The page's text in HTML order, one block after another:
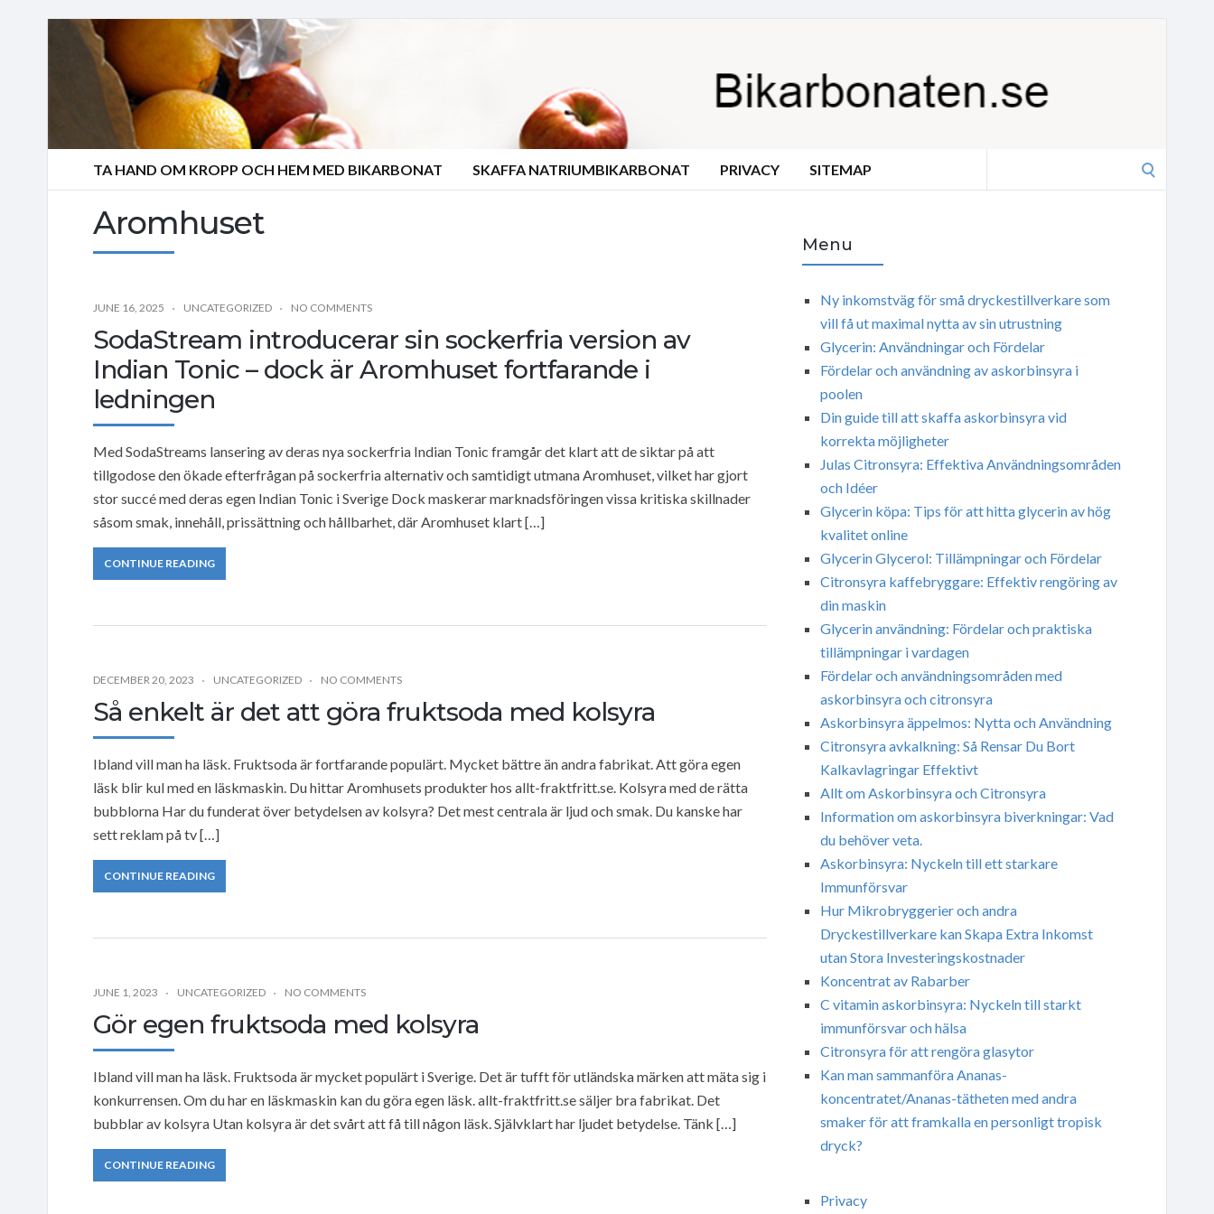
TA HAND OM KROPP OCH HEM MED BIKARBONAT SKAFFA NATRIUMBIKARBONAT PRIVACY SITEMAP
Aromhuset
JUNE 16, 2025 UNCATEGORIZED NO COMMENTS
SodaStream introducerar sin sockerfria version av
Indian Tonic – dock är Aromhuset fortfarande i
ledningen
Med SodaStreams lansering av deras nya sockerfria Indian Tonic framgår det klart att de siktar på att
tillgodose den ökade efterfrågan på sockerfria alternativ och samtidigt utmana Aromhuset, vilket har gjort
stor succé med deras egen Indian Tonic i Sverige Dock maskerar marknadsföringen vissa kritiska skillnader
såsom smak, innehåll, prissättning och hållbarhet, där Aromhuset klart […]
CONTINUE READING
DECEMBER 20, 2023 UNCATEGORIZED NO COMMENTS
Så enkelt är det att göra fruktsoda med kolsyra
Ibland vill man ha läsk. Fruktsoda är fortfarande populärt. Mycket bättre än andra fabrikat. Att göra egen
läsk blir kul med en läskmaskin. Du hittar Aromhusets produkter hos allt-fraktfritt.se. Kolsyra med de rätta
bubblorna Har du funderat över betydelsen av kolsyra? Det mest centrala är ljud och smak. Du kanske har
sett reklam på tv […]
CONTINUE READING
JUNE 1, 2023 UNCATEGORIZED NO COMMENTS
Gör egen fruktsoda med kolsyra
Ibland vill man ha läsk. Fruktsoda är mycket populärt i Sverige. Det är tufft för utländska märken att mäta sig i
konkurrensen. Om du har en läskmaskin kan du göra egen läsk. allt-fraktfritt.se säljer bra fabrikat. Det
bubblar av kolsyra Utan kolsyra är det svårt att få till någon läsk. Självklart har ljudet betydelse. Tänk […]
CONTINUE READING
Menu
Ny inkomstväg för små dryckestillverkare som
vill få ut maximal nytta av sin utrustning
Glycerin: Användningar och Fördelar
Fördelar och användning av askorbinsyra i
poolen
Din guide till att skaffa askorbinsyra vid
korrekta möjligheter
Julas Citronsyra: Effektiva Användningsområden
och Idéer
Glycerin köpa: Tips för att hitta glycerin av hög
kvalitet online
Glycerin Glycerol: Tillämpningar och Fördelar
Citronsyra kaffebryggare: Effektiv rengöring av
din maskin
Glycerin användning: Fördelar och praktiska
tillämpningar i vardagen
Fördelar och användningsområden med
askorbinsyra och citronsyra
Askorbinsyra äppelmos: Nytta och Användning
Citronsyra avkalkning: Så Rensar Du Bort
Kalkavlagringar Effektivt
Allt om Askorbinsyra och Citronsyra
Information om askorbinsyra biverkningar: Vad
du behöver veta.
Askorbinsyra: Nyckeln till ett starkare
Immunförsvar
Hur Mikrobryggerier och andra
Dryckestillverkare kan Skapa Extra Inkomst
utan Stora Investeringskostnader
Koncentrat av Rabarber
C vitamin askorbinsyra: Nyckeln till starkt
immunförsvar och hälsa
Citronsyra för att rengöra glasytor
Kan man sammanföra Ananas-
koncentratet/Ananas-tätheten med andra
smaker för att framkalla en personligt tropisk
dryck?
Privacy